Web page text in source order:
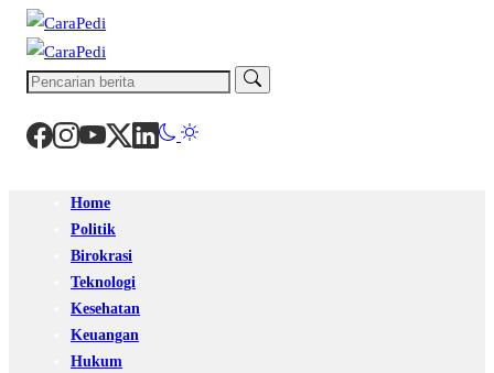
Home
Politik
Birokrasi
Teknologi
Kesehatan
Keuangan
Hukum